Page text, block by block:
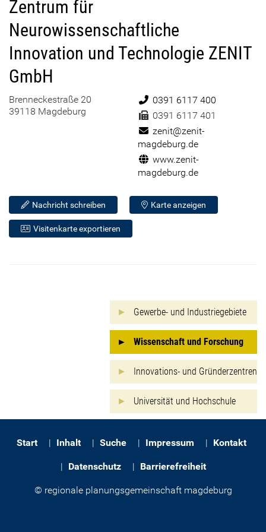
Zentrum für
Neurowissenschaftliche
Innovation und Technologie ZENIT
GmbH
Brenneckestraße 20
39118 Magdeburg
Telefon:
0391 6117 400
Fax:
0391 6117 401
E-Mail:
zenit@zenit-
magdeburg.de
Internet:
www.zenit-
magdeburg.de
Nachricht schreiben Karte anzeigen
Visitenkarte exportieren
Gewerbe- und Industriegebiete
Wissenschaft und Forschung
Innovations- und Gründerzentren
Universität und Hochschule
Start Inhalt Suche Impressum Kontakt
Datenschutz Barrierefreiheit
© regionale planungsgemeinschaft magdeburg